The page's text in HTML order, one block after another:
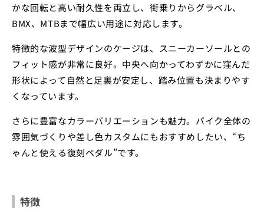
かな回転と高い耐久性を両立し、街乗りからグラベル、
BMX、MTBまで幅広い用途に対応します。
特徴的な波型デザインのケージは、スニーカーソールとの
フィット感が非常に良好。中央へ向かってわずかに窪んだ
形状によって自然と足裏が安定し、踏み位置も決まりやす
くなっています。
さらに豊富なカラーバリエーションも魅力。バイク全体の
雰囲気づくりや差し色カスタムにもおすすめしたい、“ち
ゃんと使える復刻ペダル”です。
特徴